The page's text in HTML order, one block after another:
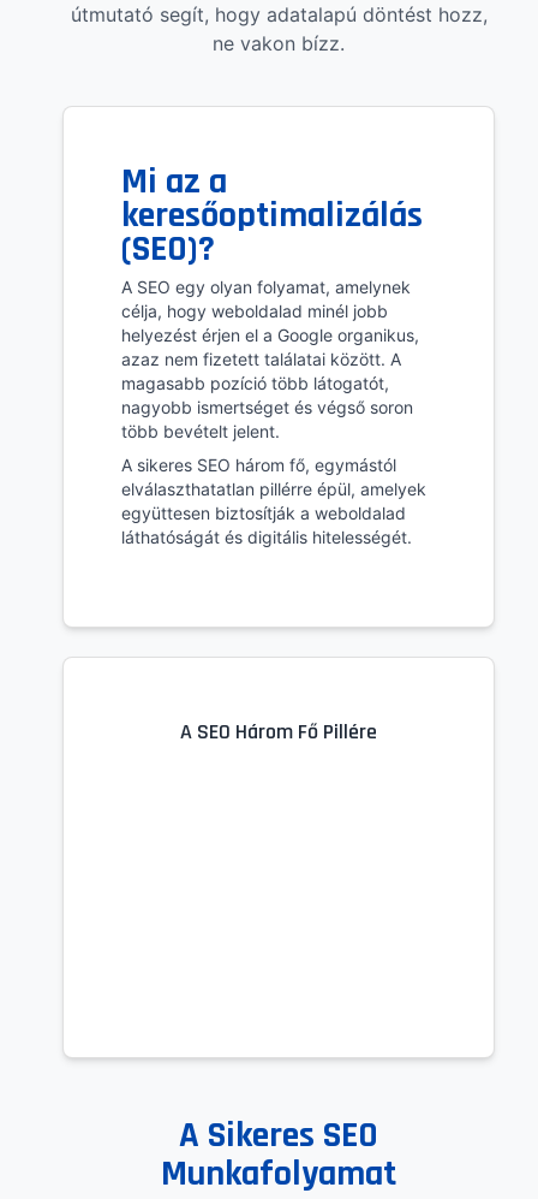
útmutató segít, hogy adatalapú döntést hozz,
ne vakon bízz.
Mi az a
keresőoptimalizálás
(SEO)?
A SEO egy olyan folyamat, amelynek
célja, hogy weboldalad minél jobb
helyezést érjen el a Google organikus,
azaz nem fizetett találatai között. A
magasabb pozíció több látogatót,
nagyobb ismertséget és végső soron
több bevételt jelent.
A sikeres SEO három fő, egymástól
elválaszthatatlan pillérre épül, amelyek
együttesen biztosítják a weboldalad
láthatóságát és digitális hitelességét.
A SEO Három Fő Pillére
A Sikeres SEO
Munkafolyamat